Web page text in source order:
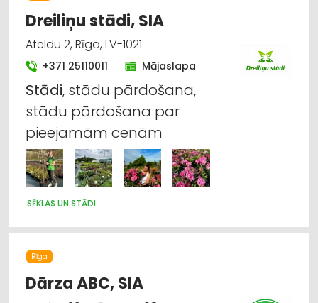
Dreiliņu stādi, SIA
Afeldu 2, Rīga, LV-1021
+371 25110011 Mājaslapa
Stādi, stādu pārdošana,
stādu pārdošana par
pieejamām cenām
SĒKLAS UN STĀDI
Rīga
Dārza ABC, SIA